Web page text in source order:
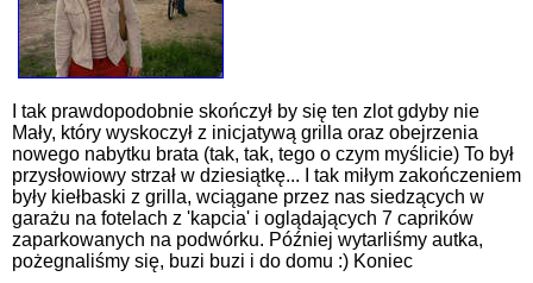
I tak prawdopodobnie skończył by się ten zlot gdyby nie
Mały, który wyskoczył z inicjatywą grilla oraz obejrzenia
nowego nabytku brata (tak, tak, tego o czym myślicie) To był
przysłowiowy strzał w dziesiątkę... I tak miłym zakończeniem
były kiełbaski z grilla, wciągane przez nas siedzących w
garażu na fotelach z 'kapcia' i oglądających 7 caprików
zaparkowanych na podwórku. Później wytarliśmy autka,
pożegnaliśmy się, buzi buzi i do domu :) Koniec